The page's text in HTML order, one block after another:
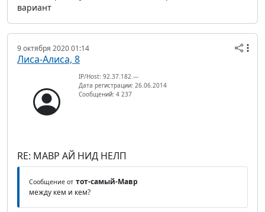
вариант
9 октября 2020 01:14
Лиса-Алиса, 8
IP/Host: 92.37.182.---
Дата регистрации: 26.06.2014
Сообщений: 4 237
RE: МАВР АЙ НИД НЕЛП
Сообщение от тот-самый-Мавр
между кем и кем?